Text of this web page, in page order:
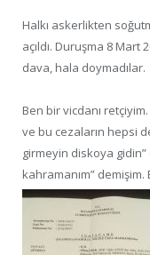
Halkı askerlikten
açıldı. Duruşma 8 Mart
dava, hala doymadılar.
Ben bir vicdanı
ve bu cezaların hepsi
girmeyin diskoya gidin”
kahramanım”